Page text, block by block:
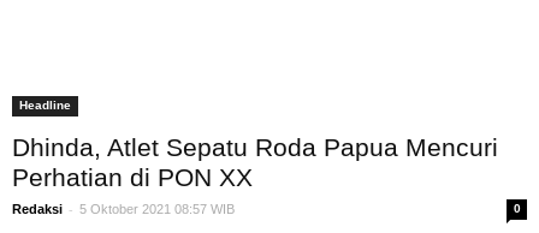
Headline
Dhinda, Atlet Sepatu Roda Papua Mencuri
Perhatian di PON XX
Redaksi - 5 Oktober 2021 08:57 WIB 0